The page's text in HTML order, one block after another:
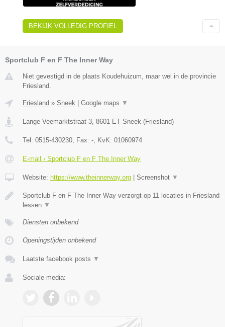
BEKIJK VOLLEDIG PROFIEL
Sportclub F en F The Inner Way
Niet gevestigd in de plaats Koudehuizum, maar wel in de provincie
Friesland.
Friesland » Sneek | Google maps ▼
Lange Veemarktstraat 3 8601 ET Sneek (Friesland)
Tel: 0515-430230 , Fax: - , KvK: 01060974
E-mail › Sportclub F en F The Inner Way
Website: https://www.theinnerway.org | Screenshot ▼
Sportclub F en F The Inner Way verzorgt op 11 locaties in Friesland
lessen ▼
Diensten onbekend
Openingstijden onbekend
Laatste facebook posts ▼
Sociale media: